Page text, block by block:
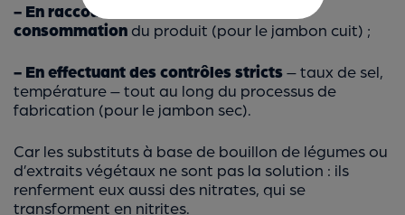
- En raccourcissant la date limite de
consommation du produit (pour le jambon cuit) ;
- En effectuant des contrôles stricts– taux de sel,
température – tout au long du processus de
fabrication (pour le jambon sec).
Car les substituts à base de bouillon de légumes ou
d’extraits végétaux ne sont pas la solution : ils
renferment eux aussi des nitrates, qui se
transforment en nitrites.